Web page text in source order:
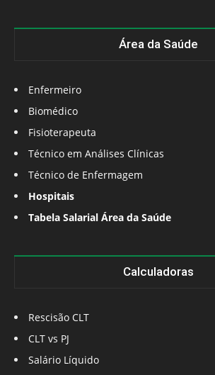
Área da Saúde
Enfermeiro
Biomédico
Fisioterapeuta
Técnico em Análises Clínicas
Técnico de Enfermagem
Hospitais
Tabela Salarial Área da Saúde
Calculadoras
Rescisão CLT
CLT vs PJ
Salário Líquido